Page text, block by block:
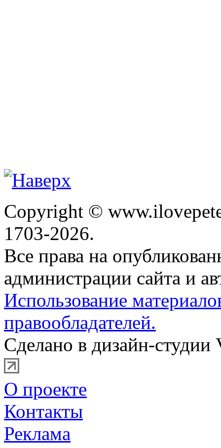
Copyright ©
1703-2026.
Все права на
администрации сайта и
Использование
правообладателей.
Сделано в дизайн-студии
О проекте
Контакты
Реклама